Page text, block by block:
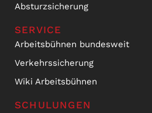
Absturzsicherung
SERVICE
Arbeitsbühnen bundesweit
Verkehrssicherung
Wiki Arbeitsbühnen
SCHULUNGEN